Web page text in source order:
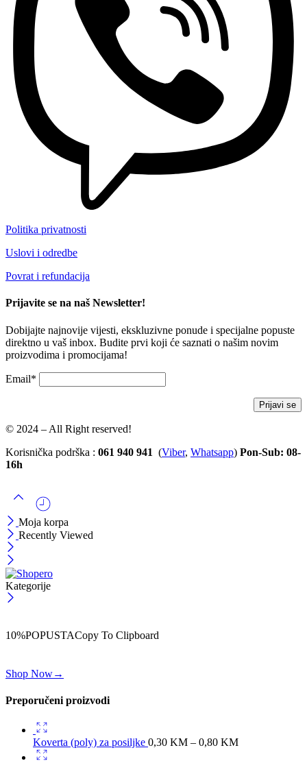
Politika privatnosti
Uslovi i odredbe
Povrat i refundacija
Prijavite se na naš Newsletter!
Dobijajte najnovije vijesti, ekskluzivne ponude i specijalne popuste
direktno u vaš inbox. Budite prvi koji će saznati o našim novim
proizvodima i promocijama!
Email*
© 2024 – All Right reserved!
Korisnička podrška : 061 940 941 (Viber, Whatsapp) Pon-Sub: 08-
16h
Moja korpa
Recently Viewed
Kategorije
10%POPUSTACopy To Clipboard
Shop Now→
Preporučeni proizvodi
Koverta (poly) za posiljke 0,30 KM – 0,80 KM